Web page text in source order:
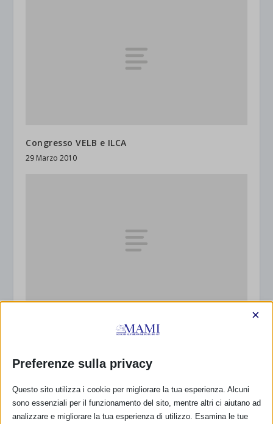
Congresso VELB e ILCA
29 Marzo 2010
GIORNATE STUDIO E INCONTRI CON JACK
Preferenze sulla privacy
×
Questo sito utilizza i cookie per migliorare la tua esperienza. Alcuni
sono essenziali per il funzionamento del sito, mentre altri ci aiutano ad
analizzare e migliorare la tua esperienza di utilizzo. Esamina le tue